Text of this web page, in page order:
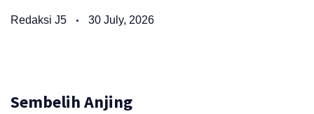
Redaksi J5 30 July, 2026
Sembelih Anjing